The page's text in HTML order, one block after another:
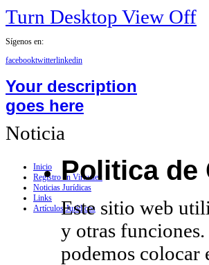
Turn Desktop View Off
Sígenos en:
facebooktwitterlinkedin
Your description
goes here
Inicio
Registro en Virtualex
Noticias Jurídicas
Links
Artículos Jurídicos
Noticia
Politica de
Este sitio web
y otras
podemos colocar